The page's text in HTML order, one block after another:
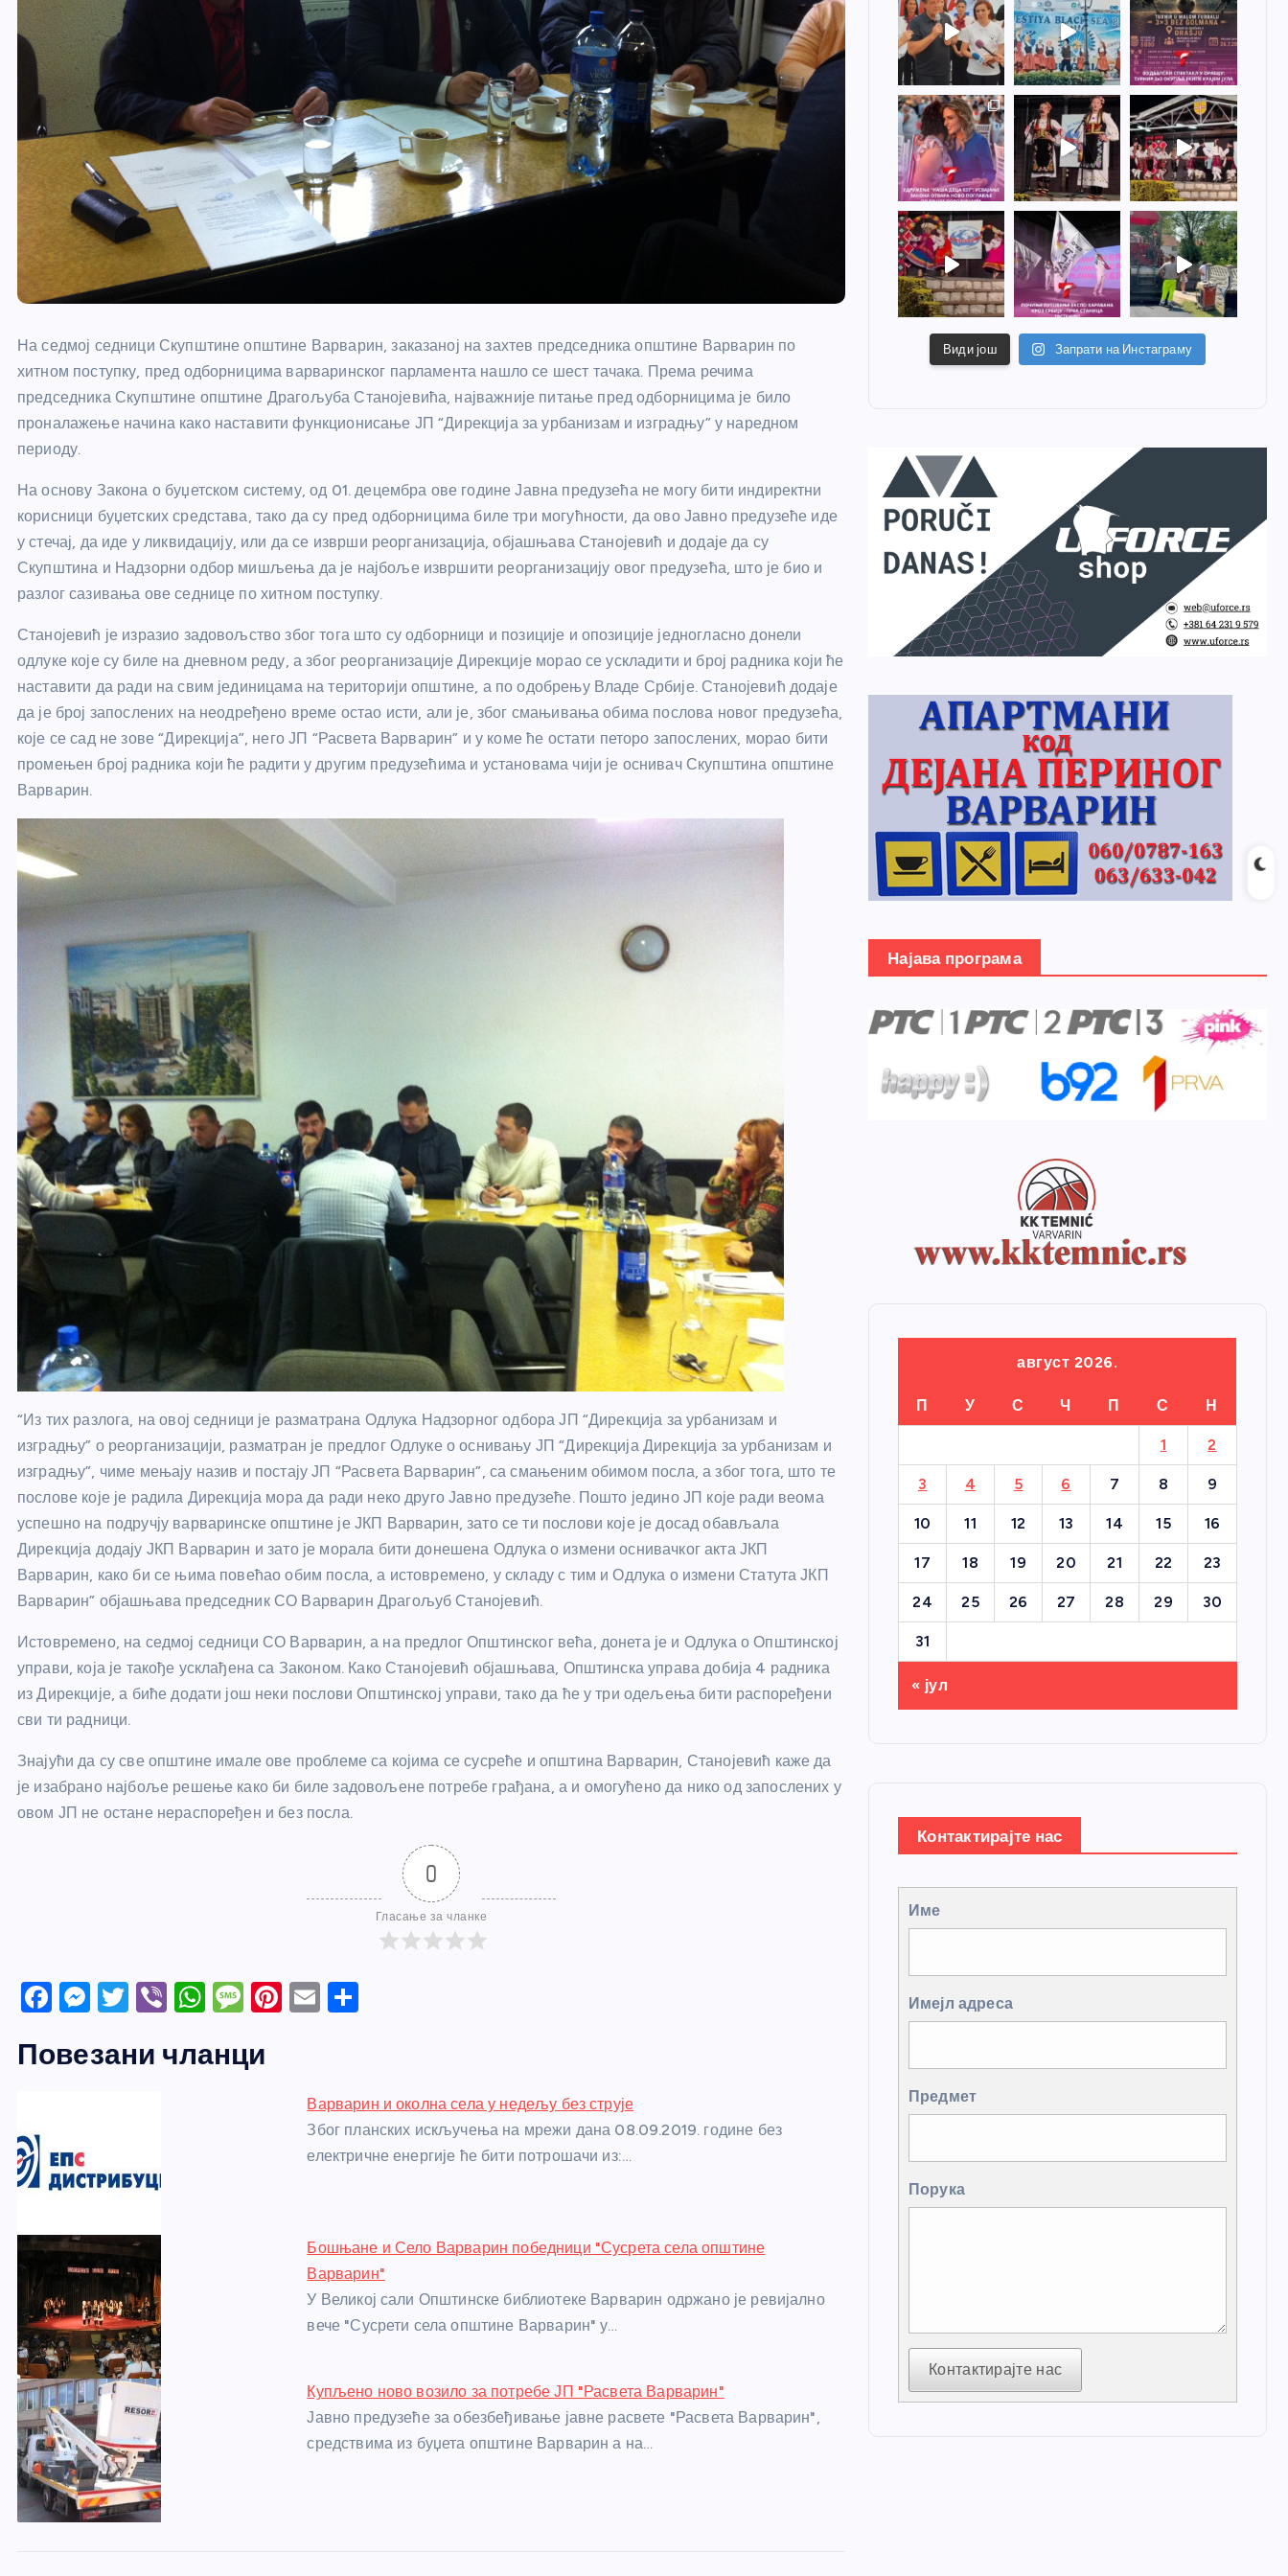
На седмој седници Скупштине општине Варварин, заказаној на захтев председника општине Варварин по
хитном поступку, пред одборницима варваринског парламента нашло се шест тачака. Према речима
председника Скупштине општине Драгољуба Станојевића, најважније питање пред одборницима је било
проналажење начина како наставити функционисање ЈП “Дирекција за урбанизам и изградњу” у наредном
периоду.
На основу Закона о буџетском систему, од 01. децембра ове године Јавна предузећа не могу бити индиректни
корисници буџетских средстава, тако да су пред одборницима биле три могућности, да ово Јавно предузеће иде
у стечај, да иде у ликвидацију, или да се изврши реорганизација, објашњава Станојевић и додаје да су
Скупштина и Надзорни одбор мишљења да је најбоље извршити реорганизацију овог предузећа, што је био и
разлог сазивања ове седнице по хитном поступку.
Станојевић је изразио задовољство због тога што су одборници и позиције и опозиције једногласно донели
одлуке које су биле на дневном реду, а због реорганизације Дирекције морао се ускладити и број радника који ће
наставити да ради на свим јединицама на територији општине, а по одобрењу Владе Србије. Станојевић додаје
да је број запослених на неодређено време остао исти, али је, због смањивања обима послова новог предузећа,
које се сад не зове “Дирекција”, него ЈП “Расвета Варварин” и у коме ће остати петоро запослених, морао бити
промењен број радника који ће радити у другим предузећима и установама чији је оснивач Скупштина општине
Варварин.
“Из тих разлога, на овој седници је разматрана Одлука Надзорног одбора ЈП “Дирекција за урбанизам и
изградњу” о реорганизацији, разматран је предлог Одлуке о оснивању ЈП “Дирекција Дирекција за урбанизам и
изградњу”, чиме мењају назив и постају ЈП “Расвета Варварин”, са смањеним обимом посла, а због тога, што те
послове које је радила Дирекција мора да ради неко друго Јавно предузеће. Пошто једино ЈП које ради веома
успешно на подручју варваринске општине је ЈКП Варварин, зато се ти послови које је досад обављала
Дирекција додају ЈКП Варварин и зато је морала бити донешена Одлука о измени оснивачког акта ЈКП
Варварин, како би се њима повећао обим посла, а истовремено, у складу с тим и Одлука о измени Статута ЈКП
Варварин” објашњава председник СО Варварин Драгољуб Станојевић.
Истовремено, на седмој седници СО Варварин, а на предлог Општинског већа, донета је и Одлука о Општинској
управи, која је такође усклађена са Законом. Како Станојевић објашњава, Општинска управа добија 4 радника
из Дирекције, а биће додати још неки послови Општинској управи, тако да ће у три одељења бити распоређени
сви ти радници.
Знајући да су све општине имале ове проблеме са којима се сусреће и општина Варварин, Станојевић каже да
је изабрано најбоље решење како би биле задовољене потребе грађана, а и омогућено да нико од запослених у
овом ЈП не остане нераспоређен и без посла.
0
Гласање за чланке
F
c
o
o
M
ss
er
T
itt
Vi
er
W
at
M
ss
Pi
st
E
Повезани чланци
Варварин и околна села у недељу без струје
Због планских искључења на мрежи дана 08.09.2019. године без
електричне енергије ће бити потрошачи из:…
Бошњане и Село Варварин победници "Сусрета села општине
Варварин"
У Великој сали Општинске библиотеке Варварин одржано је ревијално
вече "Сусрети села општине Варварин" у…
Купљено ново возило за потребе ЈП "Расвета Варварин"
Јавно предузеће за обезбеђивање јавне расвете "Расвета Варварин",
средствима из буџета општине Варварин а на…
Види још Запрати на Инстаграму
Најава програма
август 2026.
П У С Ч П С Н
1 2
3 4 5 6 7 8 9
10 11 12 13 14 15 16
17 18 19 20 21 22 23
24 25 26 27 28 29 30
31
« јул
Контактирајте нас
Име
Имејл адреса
Предмет
Порука
Контактирајте нас